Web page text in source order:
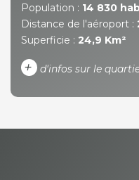
Population : 14 830
Distance de l'aéroport :
Superficie : 24,9 Km²
+ d'infos sur le